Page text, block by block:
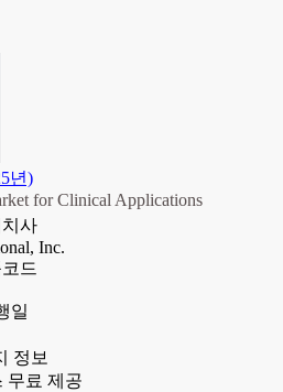
년)
for Clinical Applications
사
Inc.
드
일
정보
무료 제공